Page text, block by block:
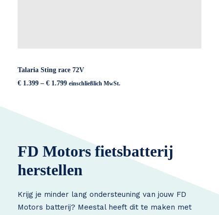
Talaria Sting race 72V
€ 1.399 – € 1.799Preisspanne:
einschließlich MwSt.
FD Motors fietsbatterij
herstellen
Krijg je minder lang ondersteuning van jouw FD
Motors batterij? Meestal heeft dit te maken met